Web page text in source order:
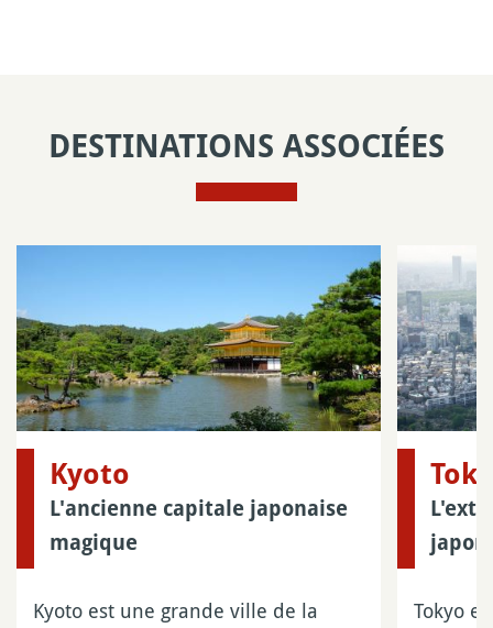
DESTINATIONS ASSOCIÉES
Kyoto
L'ancienne capitale japonaise
magique
Kyoto est une grande ville de la
Tokyo